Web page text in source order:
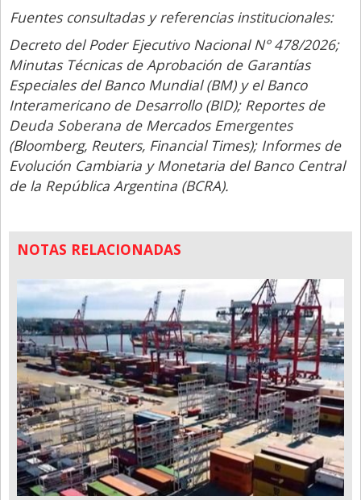
Fuentes consultadas y referencias institucionales:
Decreto del Poder Ejecutivo Nacional N° 478/2026;
Minutas Técnicas de Aprobación de Garantías
Especiales del Banco Mundial (BM) y el Banco
Interamericano de Desarrollo (BID); Reportes de
Deuda Soberana de Mercados Emergentes
(Bloomberg, Reuters, Financial Times); Informes de
Evolución Cambiaria y Monetaria del Banco Central
de la República Argentina (BCRA).
NOTAS RELACIONADAS